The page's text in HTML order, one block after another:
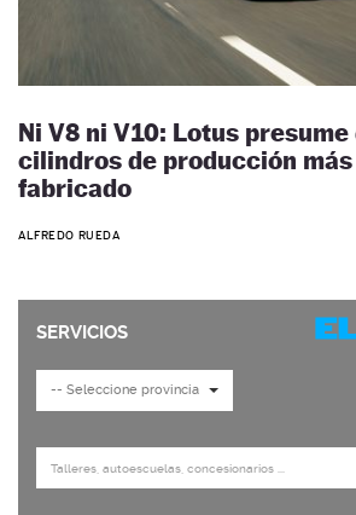
Ni V8 ni V10: Lotus
cilindros de producción
fabricado
ALFREDO RUEDA